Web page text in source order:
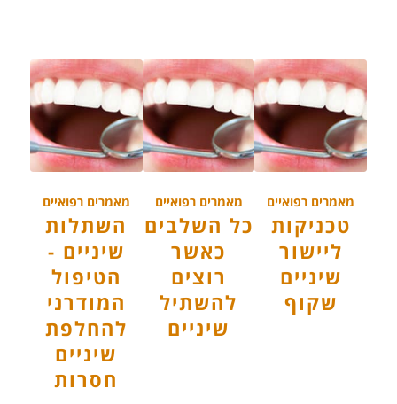
מאמרים רפואיים
טכניקות
ליישור
שיניים
שקוף
מאמרים רפואיים
כל השלבים
כאשר
רוצים
להשתיל
שיניים
מאמרים רפואיים
השתלות
שיניים -
הטיפול
המודרני
להחלפת
שיניים
חסרות